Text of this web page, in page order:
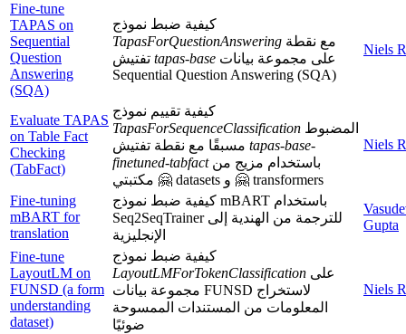
Fine-tune
TAPAS on
Sequential
Question
Answering
(SQA)
كيفية ضبط نموذج
TapasForQuestionAnswering
tapas-base
Sequential Question Answering (SQA)
Niels
Evaluate TAPAS
on Table Fact
Checking
(TabFact)
كيفية تقييم نموذج
TapasForSequenceClassification
tapas-base-
finetuned-tabfactباستخدام مزيج من
مكتبتي 🤗 datasets و 🤗 transformers
Niels
Fine-tuning
mBART for
translation
كيفية ضبط نموذج mBART باستخدام
Seq2SeqTrainer للترجمة من الهندية إلى
الإنجليزية
Gupta
Fine-tune
LayoutLM on
FUNSD (a form
understanding
dataset)
كيفية ضبط نموذج
LayoutLMForTokenClassification
مجموعة بيانات FUNSD لاستخراج
المعلومات من المستندات الممسوحة
ضوئيًا
Niels